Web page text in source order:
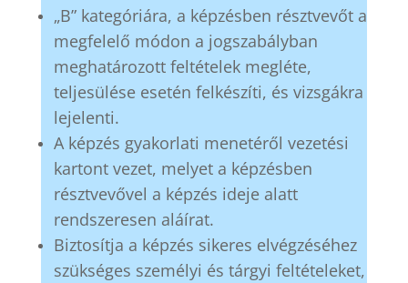
„B” kategóriára, a képzésben résztvevőt a
megfelelő módon a jogszabályban
meghatározott feltételek megléte,
teljesülése esetén felkészíti, és vizsgákra
lejelenti.
A képzés gyakorlati menetéről vezetési
kartont vezet, melyet a képzésben
résztvevővel a képzés ideje alatt
rendszeresen aláírat.
Biztosítja a képzés sikeres elvégzéséhez
szükséges személyi és tárgyi feltételeket,